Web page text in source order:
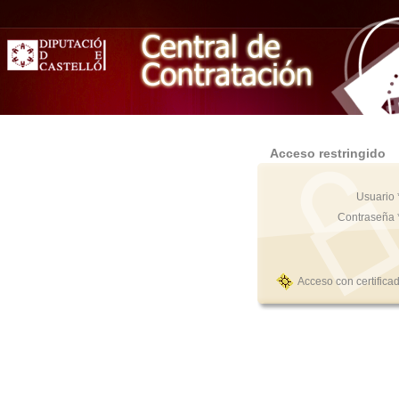
Acceso restringido
Usuario
Contraseña
Acceso con